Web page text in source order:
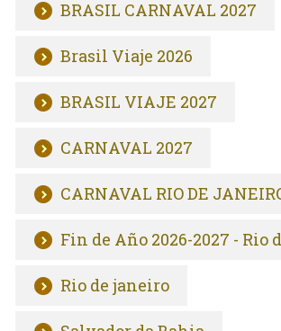
BRASIL CARNAVAL 2027
Brasil Viaje 2026
BRASIL VIAJE 2027
CARNAVAL 2027
CARNAVAL RIO DE
Fin de Año 2026-2027 - Rio
Rio de janeiro